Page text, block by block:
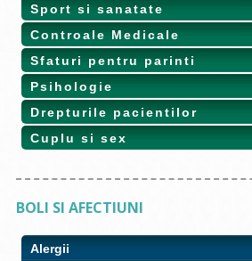
Sport si sanatate
Controale Medicale
Sfaturi pentru parinti
Psihologie
Drepturile pacientilor
Cuplu si sex
BOLI SI AFECTIUNI
Alergii